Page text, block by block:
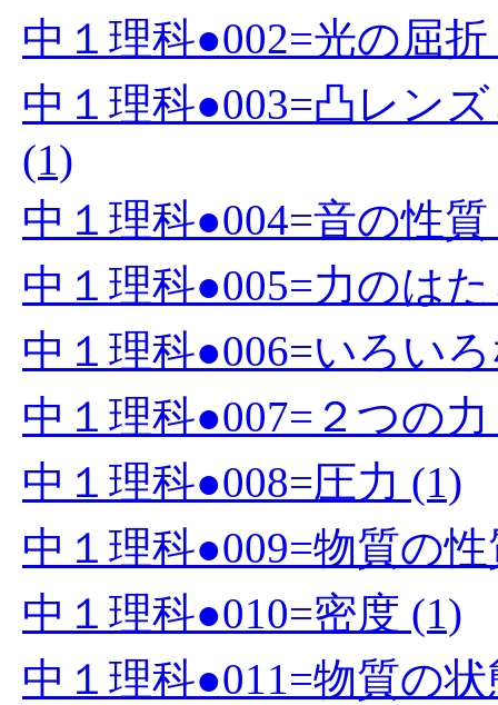
中１理科●002=光の屈折
中１理科●003=凸レン
(1)
中１理科●004=音の性質
中１理科●005=力のは
中１理科●006=いろい
中１理科●007=２つの力
中１理科●008=圧力 (1)
中１理科●009=物質の性
中１理科●010=密度 (1)
中１理科●011=物質の